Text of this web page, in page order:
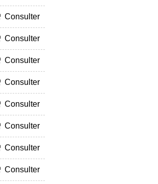
Consulter
Consulter
Consulter
Consulter
Consulter
Consulter
Consulter
Consulter